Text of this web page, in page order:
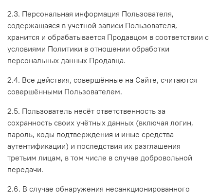
2.3. Персональная информация Пользователя,
содержащаяся в учетной записи Пользователя,
хранится и обрабатывается Продавцом в соответствии с
условиями Политики в отношении обработки
персональных данных Продавца.
2.4. Все действия, совершённые на Сайте, считаются
совершёнными Пользователем.
2.5. Пользователь несёт ответственность за
сохранность своих учётных данных (включая логин,
пароль, коды подтверждения и иные средства
аутентификации) и последствия их разглашения
третьим лицам, в том числе в случае добровольной
передачи.
2.6. В случае обнаружения несанкционированного